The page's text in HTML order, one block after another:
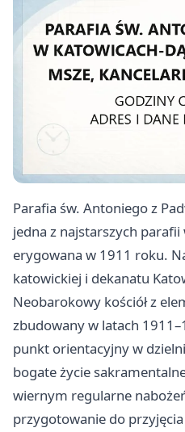
Parafia św. Antoniego z
jedna z najstarszych parafii
erygowana w 1911 roku.
katowickiej i dekanatu
Neobarokowy kościół z
zbudowany w latach
punkt orientacyjny w
bogate życie
wiernym regularne
przygotowanie do